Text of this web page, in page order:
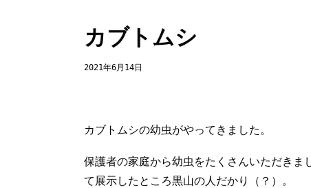
カブトムシ
2021年6月14日
カブトムシの幼虫がやってきました。
保護者の家庭から幼虫をたくさんいただきま
て展示したところ黒山の人だかり（？）。